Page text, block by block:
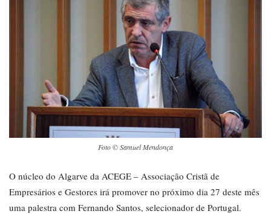
Foto © Samuel Mendonça
O núcleo do Algarve da ACEGE – Associação Cristã de
Empresários e Gestores irá promover no próximo dia 27 deste mês
uma palestra com Fernando Santos, selecionador de Portugal.